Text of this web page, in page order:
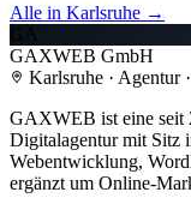
Alle in Karlsruhe →
GA
GAXWEB GmbH
Karlsruhe · Agentur
GAXWEB ist eine seit
Digitalagentur mit Sitz
Webentwicklung,
ergänzt um Online-